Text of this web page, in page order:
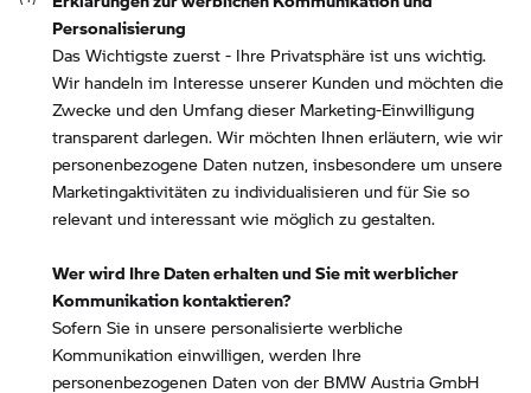
Personalisierung
Das Wichtigste zuerst - Ihre Privatsphäre ist uns wichtig.
Wir handeln im Interesse unserer Kunden und möchten die
Zwecke und den Umfang dieser Marketing-Einwilligung
transparent darlegen. Wir möchten Ihnen erläutern, wie wir
personenbezogene Daten nutzen, insbesondere um unsere
Marketingaktivitäten zu individualisieren und für Sie so
relevant und interessant wie möglich zu gestalten.
Wer wird Ihre Daten erhalten und Sie mit werblicher
Kommunikation kontaktieren?
Sofern Sie in unsere personalisierte werbliche
Kommunikation einwilligen, werden Ihre
personenbezogenen Daten von der BMW Austria GmbH